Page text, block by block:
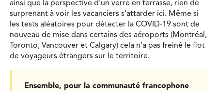
ainsi que la perspective d’un verre en terrasse, rien de
surprenant à voir les vacanciers s’attarder ici. Même si
les tests aléatoires pour détecter la COVID-19 sont de
nouveau de mise dans certains des aéroports (Montréal,
Toronto, Vancouver et Calgary) cela n’a pas freiné le flot
de voyageurs étrangers sur le territoire.
Ensemble, pour la communauté francophone